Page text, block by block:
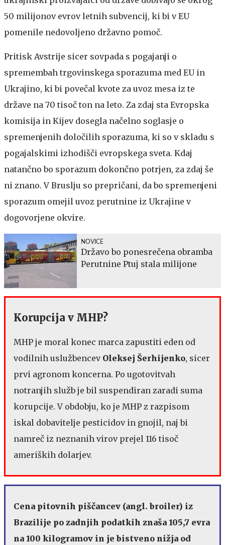
50 milijonov evrov letnih subvencij, ki bi v EU
pomenile nedovoljeno državno pomoč.
Pritisk Avstrije sicer sovpada s pogajanji o
spremembah trgovinskega sporazuma med EU in
Ukrajino, ki bi povečal kvote za uvoz mesa iz te
države na 70 tisoč ton na leto. Za zdaj sta Evropska
komisija in Kijev dosegla načelno soglasje o
spremenjenih določilih sporazuma, ki so v skladu s
pogajalskimi izhodišči evropskega sveta. Kdaj
natančno bo sporazum dokončno potrjen, za zdaj še
ni znano. V Bruslju so prepričani, da bo spremenjeni
sporazum omejil uvoz perutnine iz Ukrajine v
dogovorjene okvire.
NOVICE
Državo bo ponesrečena obramba
Perutnine Ptuj stala milijone
Korupcija v MHP?
MHP je moral konec marca zapustiti eden od
vodilnih uslužbencev Oleksej Šerhijenko, sicer
prvi agronom koncerna. Po ugotovitvah
notranjih služb je bil suspendiran zaradi suma
korupcije. V obdobju, ko je MHP z razpisom
iskal dobavitelje pesticidov in gnojil, naj bi
namreč iz neznanih virov prejel 116 tisoč
ameriških dolarjev.
Cena pitovnih piščancev (angl. broiler) iz
Brazilije po zadnjih podatkih znaša 105,7 evra
na 100 kilogramov in je bistveno nižja od